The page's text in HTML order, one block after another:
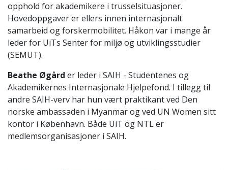
opphold for akademikere i trusselsituasjoner.
Hovedoppgaver er ellers innen internasjonalt
samarbeid og forskermobilitet. Håkon var i mange år
leder for UiTs Senter for miljø og utviklingsstudier
(SEMUT).
Beathe Øgård er leder i SAIH - Studentenes og
Akademikernes Internasjonale Hjelpefond. I tillegg til
andre SAIH-verv har hun vært praktikant ved Den
norske ambassaden i Myanmar og ved UN Women sitt
kontor i København. Både UiT og NTL er
medlemsorganisasjoner i SAIH.